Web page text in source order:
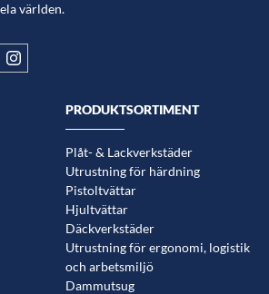
världen.
PRODUKTSORTIMENT
Plåt- & Lackverkstäder
Utrustning för härdning
Pistoltvättar
Hjultvättar
Däckverkstäder
Utrustning för ergonomi, logistik
och arbetsmiljö
Dammutsug